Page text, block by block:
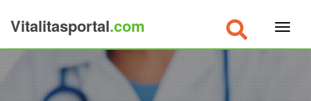
Vitalitasportal.com
×